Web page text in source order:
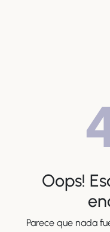
Oops!
Parece que nada